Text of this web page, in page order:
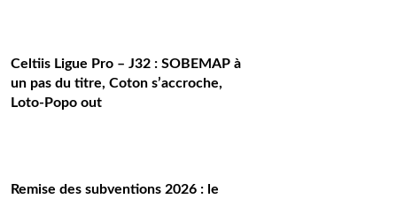
Celtiis Ligue Pro – J32 : SOBEMAP à
un pas du titre, Coton s’accroche,
Loto-Popo out
Remise des subventions 2026 : le